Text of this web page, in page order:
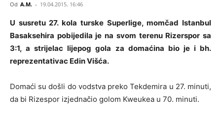
Od A.M. - 19.04.2015. 16:46
U susretu 27. kola turske Superlige, momčad Istanbul
Basaksehira pobijedila je na svom terenu Rizerspor sa
3:1, a strijelac lijepog gola za domaćina bio je i bh.
reprezentativac Edin Višća.
Domaći su došli do vodstva preko Tekdemira u 27. minuti,
da bi Rizespor izjednačio golom Kweukea u 70. minuti.